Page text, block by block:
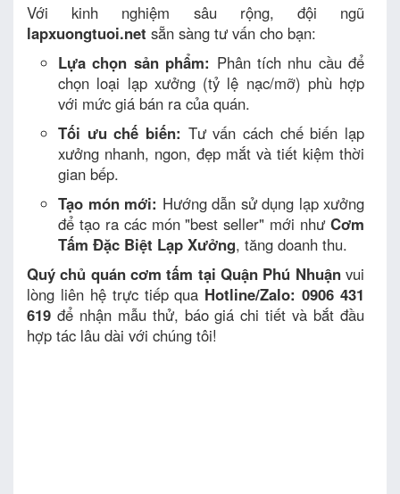
Với kinh nghiệm sâu rộng, đội ngũ
lapxuongtuoi.net sẵn sàng tư vấn cho bạn:
Lựa chọn sản phẩm: Phân tích nhu cầu để
chọn loại lạp xưởng (tỷ lệ nạc/mỡ) phù hợp
với mức giá bán ra của quán.
Tối ưu chế biến: Tư vấn cách chế biến lạp
xưởng nhanh, ngon, đẹp mắt và tiết kiệm thời
gian bếp.
Tạo món mới: Hướng dẫn sử dụng lạp xưởng
để tạo ra các món "best seller" mới như Cơm
Tấm Đặc Biệt Lạp Xưởng, tăng doanh thu.
Quý chủ quán cơm tấm tại Quận Phú Nhuậnvui
lòng liên hệ trực tiếp qua Hotline/Zalo: 0906 431
619 để nhận mẫu thử, báo giá chi tiết và bắt đầu
hợp tác lâu dài với chúng tôi!